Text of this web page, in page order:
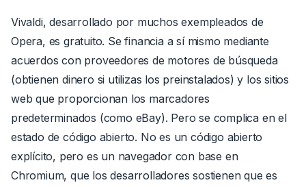
Vivaldi, desarrollado por muchos exempleados de
Opera, es gratuito. Se financia a sí mismo mediante
acuerdos con proveedores de motores de búsqueda
(obtienen dinero si utilizas los preinstalados) y los sitios
web que proporcionan los marcadores
predeterminados (como eBay). Pero se complica en el
estado de código abierto. No es un código abierto
explícito, pero es un navegador con base en
Chromium, que los desarrolladores sostienen que es